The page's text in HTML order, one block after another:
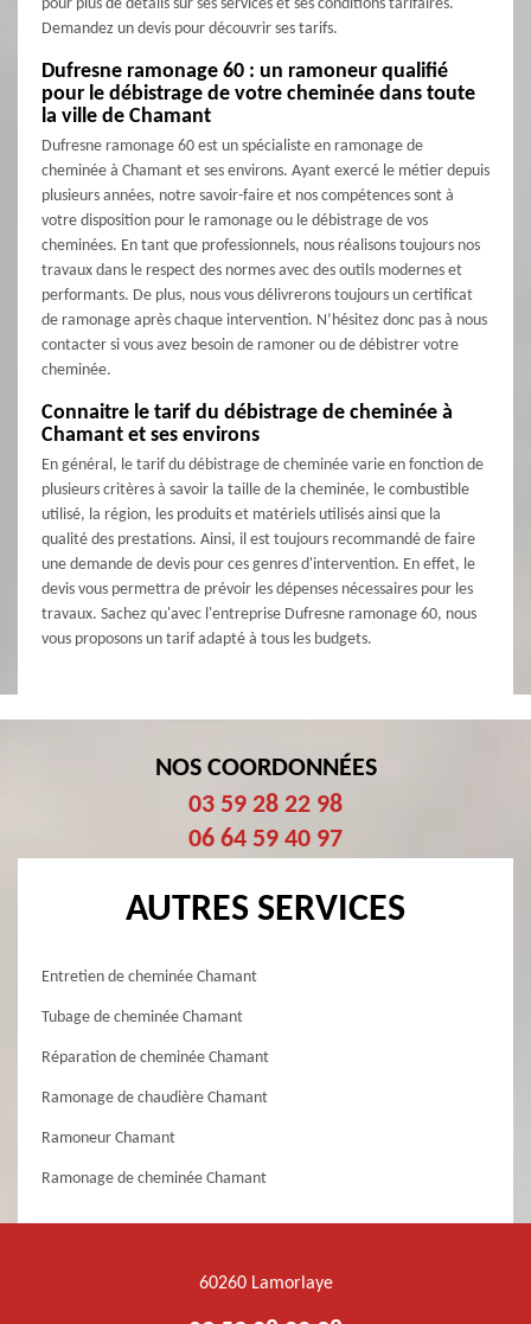
pour plus de détails sur ses services et ses conditions tarifaires.
Demandez un devis pour découvrir ses tarifs.
Dufresne ramonage 60 : un ramoneur qualifié
pour le débistrage de votre cheminée dans toute
la ville de Chamant
Dufresne ramonage 60 est un spécialiste en ramonage de
cheminée à Chamant et ses environs. Ayant exercé le métier depuis
plusieurs années, notre savoir-faire et nos compétences sont à
votre disposition pour le ramonage ou le débistrage de vos
cheminées. En tant que professionnels, nous réalisons toujours nos
travaux dans le respect des normes avec des outils modernes et
performants. De plus, nous vous délivrerons toujours un certificat
de ramonage après chaque intervention. N’hésitez donc pas à nous
contacter si vous avez besoin de ramoner ou de débistrer votre
cheminée.
Connaitre le tarif du débistrage de cheminée à
Chamant et ses environs
En général, le tarif du débistrage de cheminée varie en fonction de
plusieurs critères à savoir la taille de la cheminée, le combustible
utilisé, la région, les produits et matériels utilisés ainsi que la
qualité des prestations. Ainsi, il est toujours recommandé de faire
une demande de devis pour ces genres d'intervention. En effet, le
devis vous permettra de prévoir les dépenses nécessaires pour les
travaux. Sachez qu'avec l'entreprise Dufresne ramonage 60, nous
vous proposons un tarif adapté à tous les budgets.
NOS COORDONNÉES
03 59 28 22 98
06 64 59 40 97
AUTRES SERVICES
Entretien de cheminée Chamant
Tubage de cheminée Chamant
Réparation de cheminée Chamant
Ramonage de chaudière Chamant
Ramoneur Chamant
Ramonage de cheminée Chamant
60260 Lamorlaye